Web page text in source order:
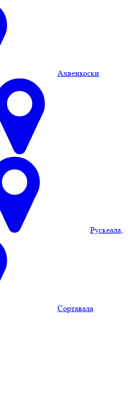
Ахвенкоски
Рускеала,
Сортавала